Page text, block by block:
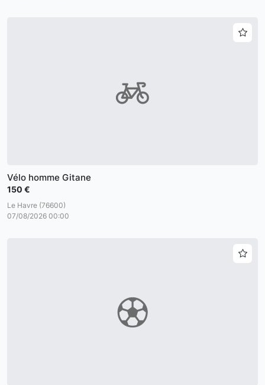
Vélo homme Gitane
150 €
Le Havre (76600)
07/08/2026 00:00